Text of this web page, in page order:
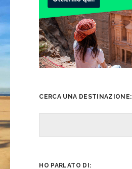
CERCA UNA DESTINAZIONE:
HO PARLATO DI: